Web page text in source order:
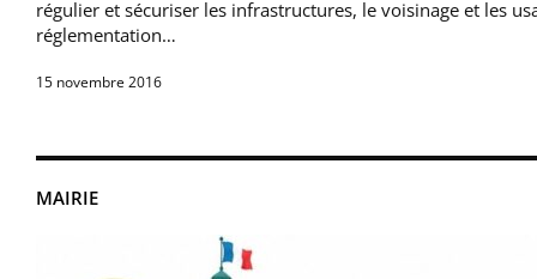
MAIRIE
régulier et sécuriser les infrastructures, le voisinage et les
réglementation…
15 novembre 2016